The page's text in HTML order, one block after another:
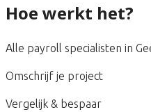
Hoe werkt het?
Alle payroll specialisten in
Omschrijf je project
Vergelijk & bespaar